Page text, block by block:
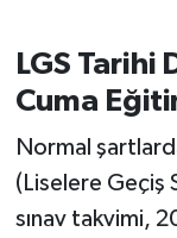
LGS Tarihi
Cuma
Normal
(Liselere Geçiş
sınav takvimi,
OLAY
OTOMOTİV
Resmi